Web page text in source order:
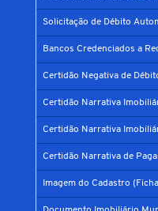
Solicitação de Débito
Bancos Credenciados a
Certidão Negativa de
Certidão Narrativa
Certidão Narrativa
Certidão Narrativa de
Imagem do Cadastro